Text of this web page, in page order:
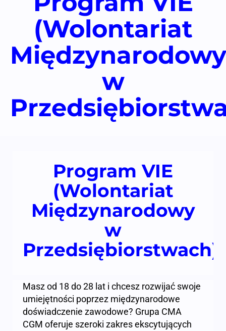
(Wolontariat
Międzynarodowy
w
Program VIE
(Wolontariat
Międzynarodowy
w
Przedsiębiorstwach)
Masz od 18 do 28 lat i chcesz rozwijać swoje
umiejętności poprzez międzynarodowe
doświadczenie zawodowe? Grupa CMA
CGM oferuje szeroki zakres ekscytujących